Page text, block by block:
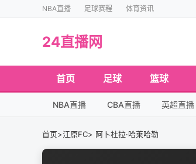
NBA直播 足球赛程 体育资讯
24直播网
首页 足球 篮球
NBA直播 CBA直播 英超直播
首页>江原FC> 阿卜杜拉·哈莱哈勒